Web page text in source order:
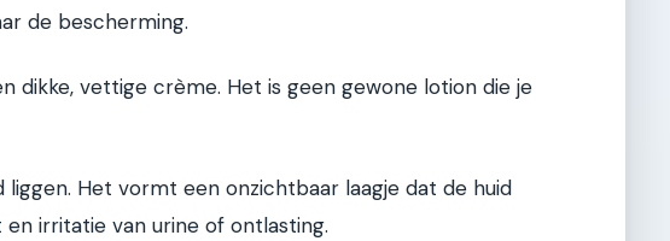
de bescherming.
dikke, vettige crème. Het is geen gewone lotion die je
liggen. Het vormt een onzichtbaar laagje dat de huid
irritatie van urine of ontlasting.